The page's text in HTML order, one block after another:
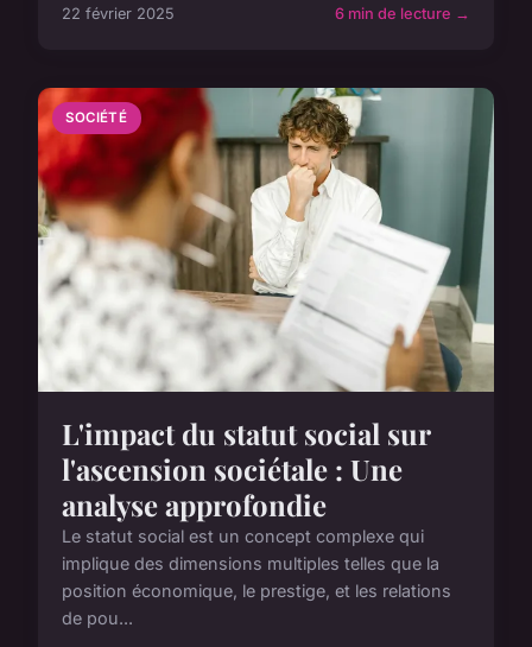
22 février 2025 6 min de lecture →
SOCIÉTÉ
L'impact du statut social sur
l'ascension sociétale : Une
analyse approfondie
Le statut social est un concept complexe qui
implique des dimensions multiples telles que la
position économique, le prestige, et les relations
de pou...